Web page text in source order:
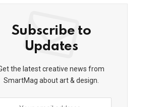
Subscribe to
Updates
the latest creative news from
SmartMag about art & design.